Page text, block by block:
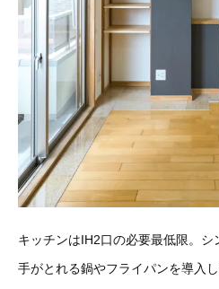
キッチンはIH2口の必要最低限。シ
手がとれる鍋やフライパンを導入